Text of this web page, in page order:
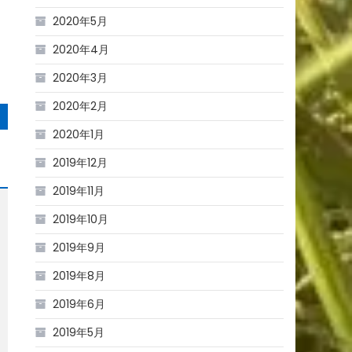
2020年5月
2020年4月
2020年3月
2020年2月
2020年1月
2019年12月
2019年11月
2019年10月
2019年9月
2019年8月
2019年6月
2019年5月